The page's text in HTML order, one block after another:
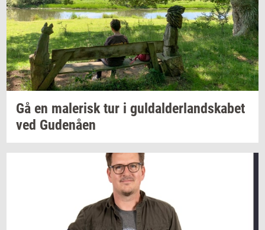
Gå en ma­le­risktur i gul­dal­der­land­ska­bet
ved Gu­denå­en